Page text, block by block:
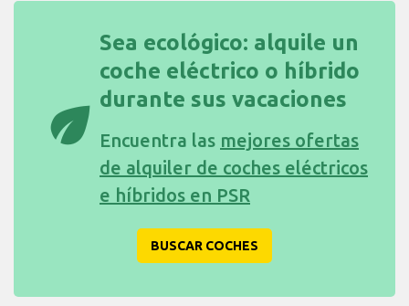
eco
Sea ecológico: alquile un
coche eléctrico o híbrido
durante sus vacaciones
Encuentra las mejores ofertas
de alquiler de coches eléctricos
e híbridos en PSR
BUSCAR COCHES